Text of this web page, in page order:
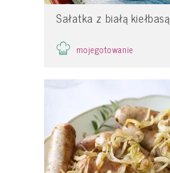
Sałatka z białą kiełbasą
mojegotowanie